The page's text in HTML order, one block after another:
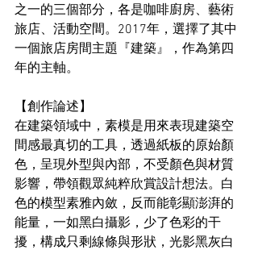
之一的三個部分，各是咖啡廚房、藝術
旅店、活動空間。2017年，選擇了其中
一個旅店房間主題『建築』，作為第四
年的主軸。
【創作論述】
在建築領域中，素模是用來表現建築空
間感最真切的工具，透過紙板的原始顏
色，呈現外型與內部，不受顏色與材質
影響，帶領觀眾純粹欣賞設計想法。白
色的模型素雅內斂，反而能彰顯澎湃的
能量，一如黑白攝影，少了色彩的干
擾，構成只剩線條與形狀，光影黑灰白